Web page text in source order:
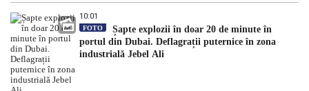
10:01
FOTO
Șapte explozii în doar 20 de minute în
portul din Dubai. Deflagrații puternice în zona
industrială Jebel Ali